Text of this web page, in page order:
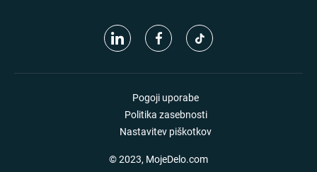
Pogoji uporabe
Politika zasebnosti
Nastavitev piškotkov
© 2023, MojeDelo.com